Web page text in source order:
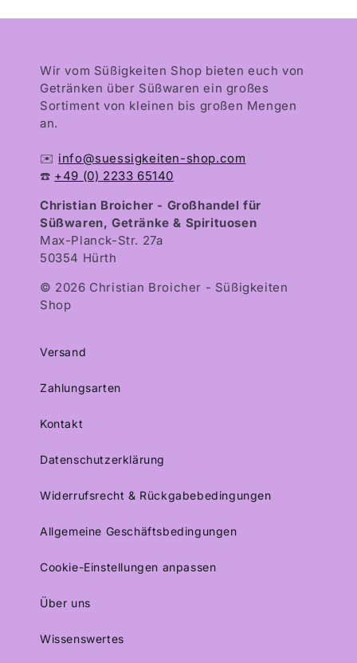
Wir vom Süßigkeiten Shop bieten euch von
Getränken über Süßwaren ein großes
Sortiment von kleinen bis großen Mengen
an.
✉️ info@suessigkeiten-shop.com
☎️ +49 (0) 2233 65140
Christian Broicher - Großhandel für
Süßwaren, Getränke & Spirituosen
Max-Planck-Str. 27a
50354 Hürth
© 2026 Christian Broicher - Süßigkeiten
Shop
Versand
Zahlungsarten
Kontakt
Datenschutzerklärung
Widerrufsrecht & Rückgabebedingungen
Allgemeine Geschäftsbedingungen
Cookie-Einstellungen anpassen
Über uns
Wissenswertes